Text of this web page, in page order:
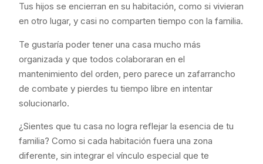
Tus hijos se encierran en su habitación, como si vivieran
en otro lugar, y casi no comparten tiempo con la familia.
Te gustaría poder tener una casa mucho más
organizada y que todos colaboraran en el
mantenimiento del orden, pero parece un zafarrancho
de combate y pierdes tu tiempo libre en intentar
solucionarlo.
¿Sientes que tu casa no logra reflejar la esencia de tu
familia? Como si cada habitación fuera una zona
diferente, sin integrar el vínculo especial que te